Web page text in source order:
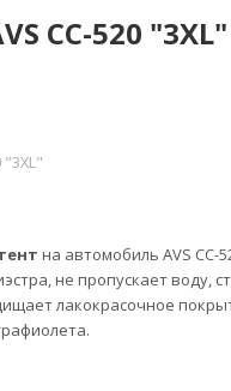
СС-520 "3XL"
"3XL"
на автомобиль AVS СС-
не пропускает воду,
лакокрасочное